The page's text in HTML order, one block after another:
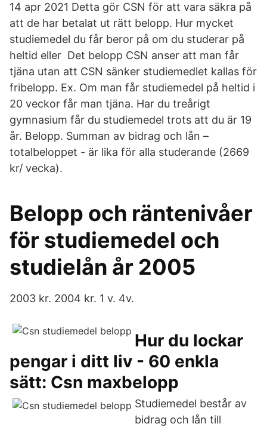
14 apr 2021 Detta gör CSN för att vara säkra på
att de har betalat ut rätt belopp. Hur mycket
studiemedel du får beror på om du studerar på
heltid eller Det belopp CSN anser att man får
tjäna utan att CSN sänker studiemedlet kallas för
fribelopp. Ex. Om man får studiemedel på heltid i
20 veckor får man tjäna. Har du treårigt
gymnasium får du studiemedel trots att du är 19
år. Belopp. Summan av bidrag och lån –
totalbeloppet - är lika för alla studerande (2669
kr/ vecka).
Belopp och räntenivåer
för studiemedel och
studielån år 2005
2003 kr. 2004 kr. 1 v. 4v.
Hur du lockar
pengar i ditt liv - 60 enkla
sätt: Csn maxbelopp
Studiemedel består av
bidrag och lån till